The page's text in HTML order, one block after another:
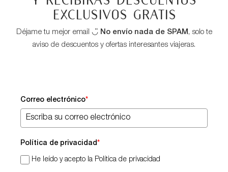
exclusivos GRATIS
Déjame tu mejor email ◡̈ No envío nada de SPAM, solo te
aviso de descuentos y ofertas interesantes viajeras.
Correo electrónico*
Política de privacidad*
He leído y acepto la Política de privacidad